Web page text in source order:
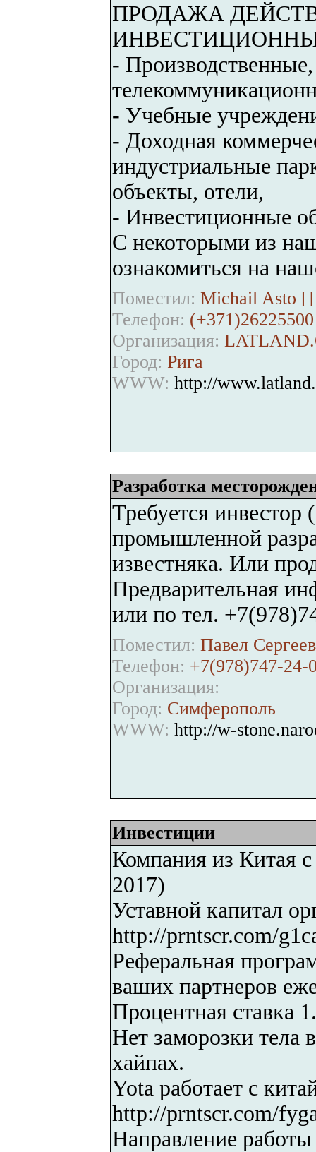
ПРОДАЖА
-
- Учебные
- Доходная
индустриальные
объекты, отели,
- Инвестиционные
С некоторыми из
ознакомиться на
Поместил: Michail Asto []
Телефон: (+371)26225500
Организация:
Город: Рига
WWW: http://
Разработка
Требуется инвестор
промышленной
известняка. Или
Предварительная
или по тел.
Поместил: Павел
Телефон: +7(978)747-24-
Организация:
Город: Симферополь
WWW: http://w-
Инвестиции
Компания из Китая
2017)
Уставной капитал
http://prntscr.com/
Реферальная
ваших партнеров
Процентная ставка
Нет заморозки тела
хайпах.
Yota работает с
http://prntscr.com/
Направление работы